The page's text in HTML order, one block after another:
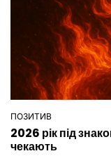
ОПУБЛІКУВАТИ
У
ПОЗИТИВ
2026 рік під
чекають